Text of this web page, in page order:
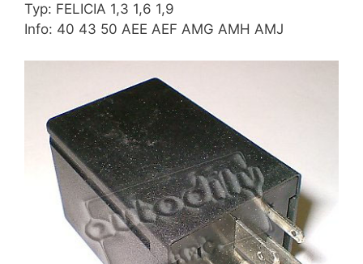
Typ: FELICIA 1,3 1,6 1,9
Info: 40 43 50 AEE AEF AMG AMH AMJ